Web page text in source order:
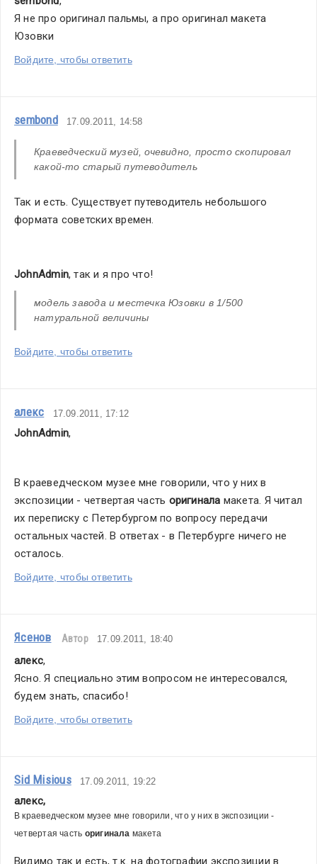
Я не про оригинал пальмы, а про оригинал макета
Юзовки
Войдите, чтобы ответить
sembond 17.09.2011, 14:58
Краеведческий музей, очевидно, просто скопировал
какой-то старый путеводитель
Так и есть. Существует путеводитель небольшого
формата советских времен.
JohnAdmin, так и я про что!
модель завода и местечка Юзовки в 1/500
натуральной величины
Войдите, чтобы ответить
алекс 17.09.2011, 17:12
JohnAdmin,
В краеведческом музее мне говорили, что у них в
экспозиции - четвертая часть оригинала макета. Я читал
их переписку с Петербургом по вопросу передачи
остальных частей. В ответах - в Петербурге ничего не
осталось.
Войдите, чтобы ответить
Ясенов Автор 17.09.2011, 18:40
алекс,
Ясно. Я специально этим вопросом не интересовался,
будем знать, спасибо!
Войдите, чтобы ответить
Sid Misious 17.09.2011, 19:22
алекс,
В краеведческом музее мне говорили, что у них в экспозиции -
четвертая часть оригинала макета